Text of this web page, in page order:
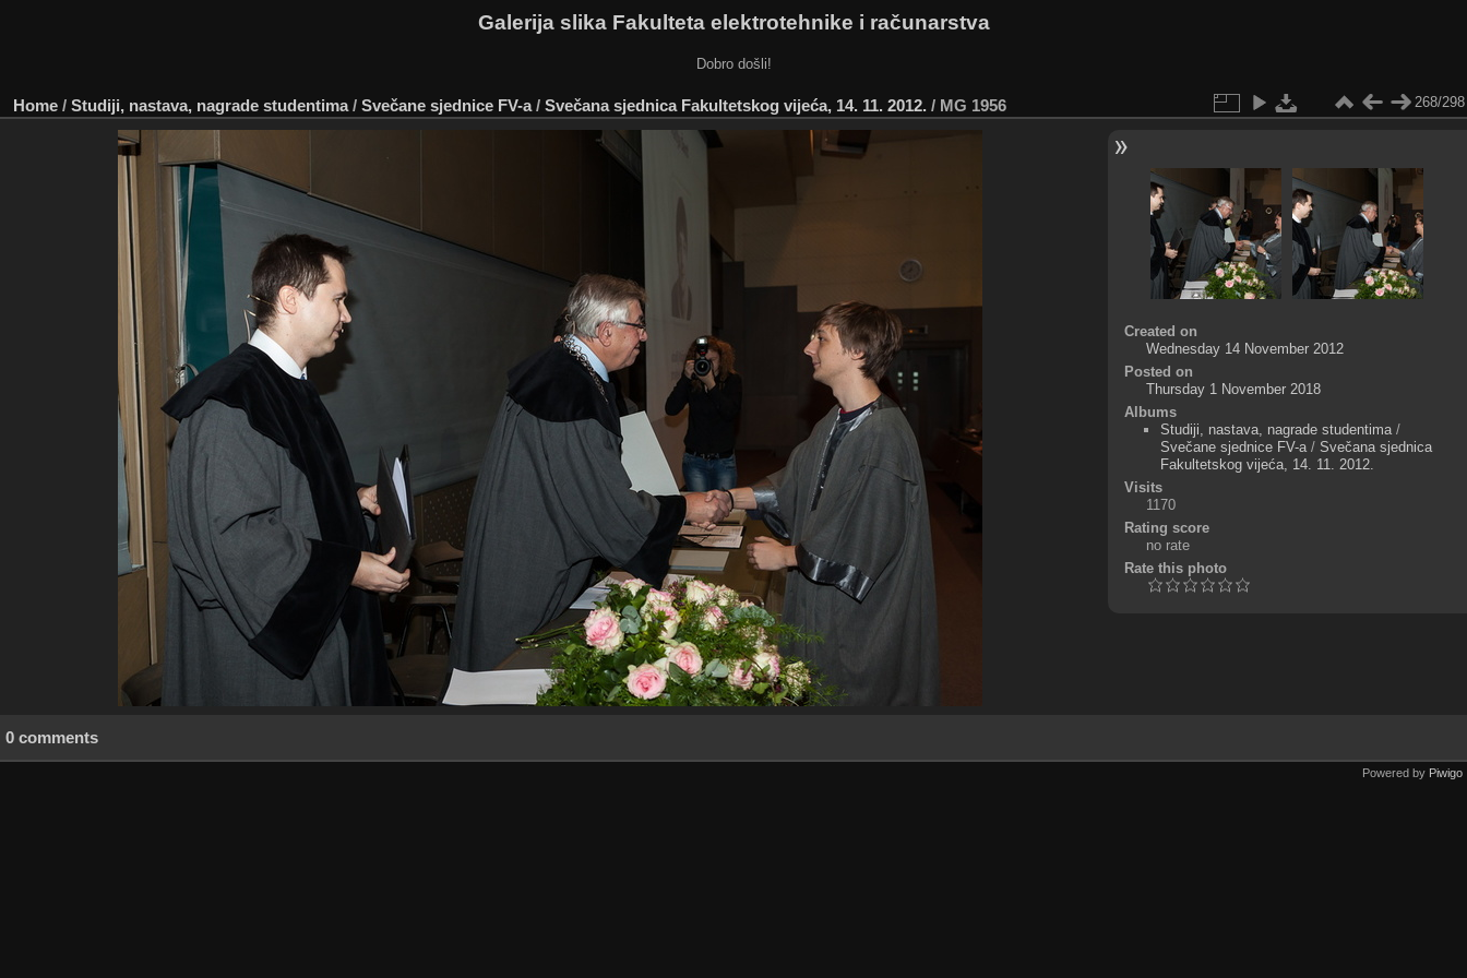
Galerija slika Fakulteta elektrotehnike i računarstva
Dobro došli!
Home / Studiji, nastava, nagrade studentima/ Svečane sjednice FV-a/ Svečana sjednica Fakultetskog vijeća, 14. 11. 2012. / MG 1956 268/298
Created on
Wednesday 14 November 2012
Posted on
Thursday 1 November 2018
Albums
Studiji, nastava, nagrade studentima/
Svečane sjednice FV-a/ Svečana sjednica
Fakultetskog vijeća, 14. 11. 2012.
Visits
1170
Rating score
no rate
Rate this photo
0 comments
Powered by Piwigo